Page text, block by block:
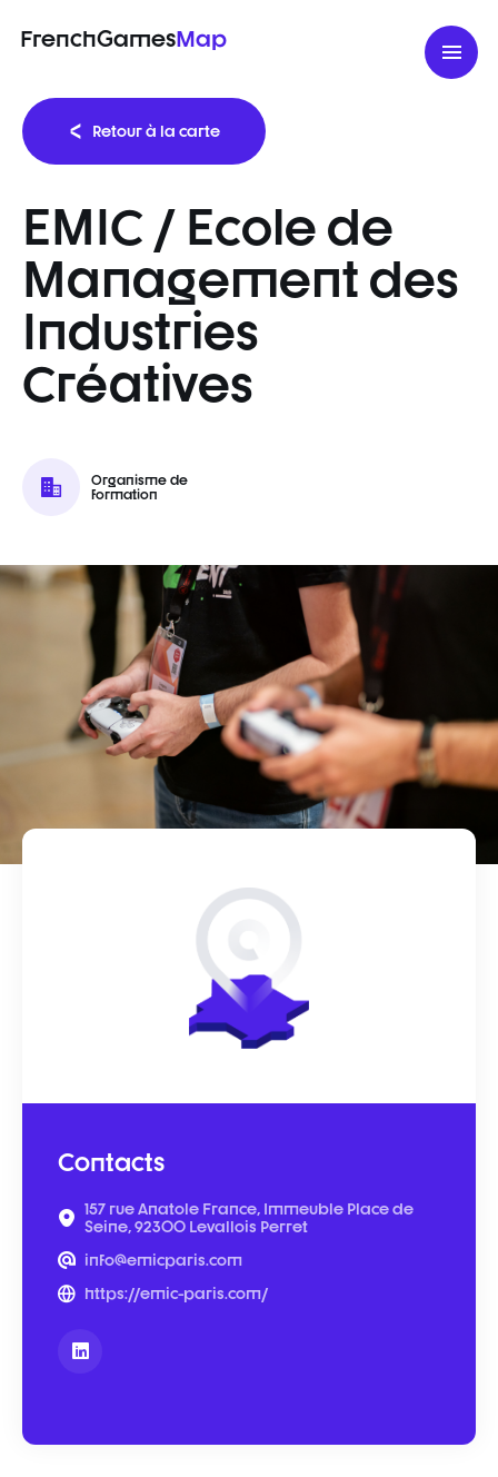
FrenchGamesMap
Retour à la carte
EMIC / Ecole de
Management des
Industries
Créatives
Organisme de
formation
Contacts
157 rue Anatole France, Immeuble Place de
Seine, 92300 Levallois Perret
info@emicparis.com
https://emic-paris.com/